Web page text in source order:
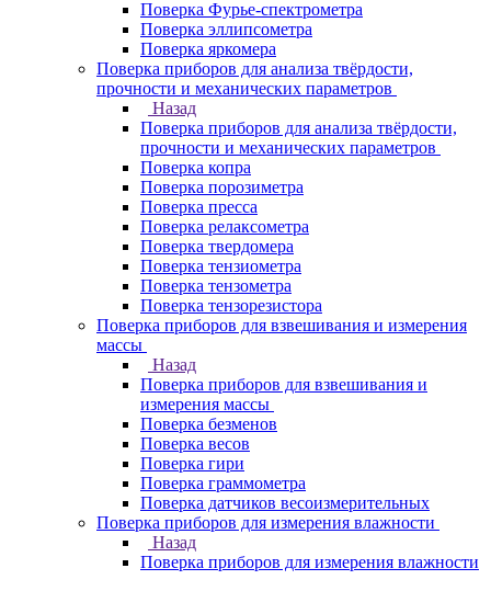
Поверка Фурье-спектрометра
Поверка эллипсометра
Поверка яркомера
Поверка приборов для анализа твёрдости,
прочности и механических параметров
Назад
Поверка приборов для анализа твёрдости,
прочности и механических параметров
Поверка копра
Поверка порозиметра
Поверка пресса
Поверка релаксометра
Поверка твердомера
Поверка тензиометра
Поверка тензометра
Поверка тензорезистора
Поверка приборов для взвешивания и измерения
массы
Назад
Поверка приборов для взвешивания и
измерения массы
Поверка безменов
Поверка весов
Поверка гири
Поверка граммометра
Поверка датчиков весоизмерительных
Поверка приборов для измерения влажности
Назад
Поверка приборов для измерения влажности